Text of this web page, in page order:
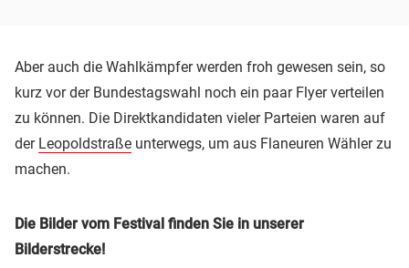
Aber auch die Wahlkämpfer werden froh gewesen sein, so
kurz vor der Bundestagswahl noch ein paar Flyer verteilen
zu können. Die Direktkandidaten vieler Parteien waren auf
der Leopoldstraße unterwegs, um aus Flaneuren Wähler zu
machen.
Die Bilder vom Festival finden Sie in unserer
Bilderstrecke!